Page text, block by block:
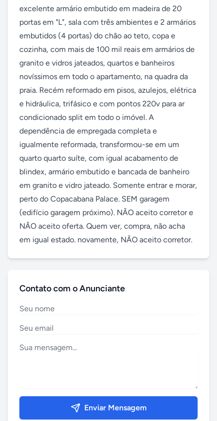
excelente armário embutido em madeira de 20
portas em "L", sala com três ambientes e 2 armários
embutidos (4 portas) do chão ao teto, copa e
cozinha, com mais de 100 mil reais em armários de
granito e vidros jateados, quartos e banheiros
novíssimos em todo o apartamento, na quadra da
praia. Recém reformado em pisos, azulejos, elétrica
e hidráulica, trifásico e com pontos 220v para ar
condicionado split em todo o imóvel. A
dependência de empregada completa e
igualmente reformada, transformou-se em um
quarto quarto suíte, com igual acabamento de
blindex, armário embutido e bancada de banheiro
em granito e vidro jateado. Somente entrar e morar,
perto do Copacabana Palace. SEM garagem
(edifício garagem próximo). NÃO aceito corretor e
NÃO aceito oferta. Quem ver, compra, não acha
em igual estado. novamente, NÃO aceito corretor.
Contato com o Anunciante
Enviar Mensagem